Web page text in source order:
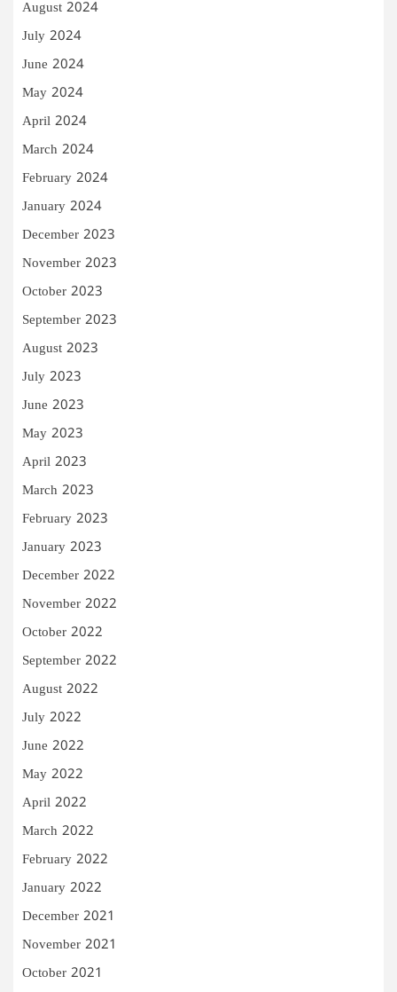
August 2024
July 2024
June 2024
May 2024
April 2024
March 2024
February 2024
January 2024
December 2023
November 2023
October 2023
September 2023
August 2023
July 2023
June 2023
May 2023
April 2023
March 2023
February 2023
January 2023
December 2022
November 2022
October 2022
September 2022
August 2022
July 2022
June 2022
May 2022
April 2022
March 2022
February 2022
January 2022
December 2021
November 2021
October 2021